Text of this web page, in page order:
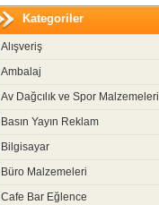
Kategoriler
Alışveriş
Ambalaj
Av Dağcılık ve Spor Malzemeleri
Basın Yayın Reklam
Bilgisayar
Büro Malzemeleri
Cafe Bar Eğlence